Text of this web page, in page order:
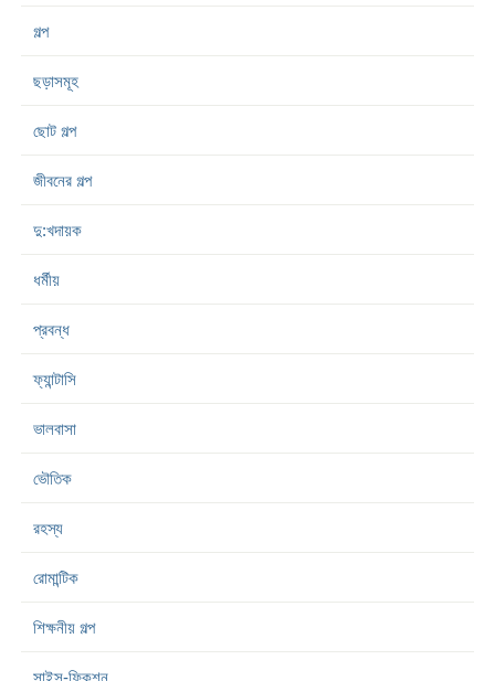
গল্প
ছড়াসমূহ
ছোট গল্প
জীবনের গল্প
দু:খদায়ক
ধর্মীয়
প্রবন্ধ
ফ্যান্টাসি
ভালবাসা
ভৌতিক
রহস্য
রোমান্টিক
শিক্ষনীয় গল্প